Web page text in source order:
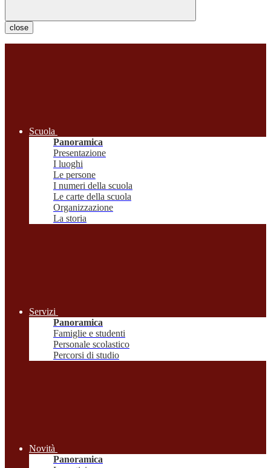
close
Scuola
Panoramica
Presentazione
I luoghi
Le persone
I numeri della scuola
Le carte della scuola
Organizzazione
La storia
Servizi
Panoramica
Famiglie e studenti
Personale scolastico
Percorsi di studio
Novità
Panoramica